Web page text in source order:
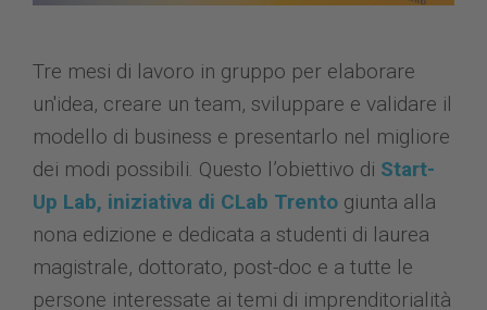
Tre mesi di lavoro in gruppo per elaborare
un'idea, creare un team, sviluppare e validare il
modello di business e presentarlo nel migliore
dei modi possibili. Questo l’obiettivo di Start-
Up Lab, iniziativa di CLab Trento giunta alla
nona edizione e dedicata a studenti di laurea
magistrale, dottorato, post-doc e a tutte le
persone interessate ai temi di imprenditorialità